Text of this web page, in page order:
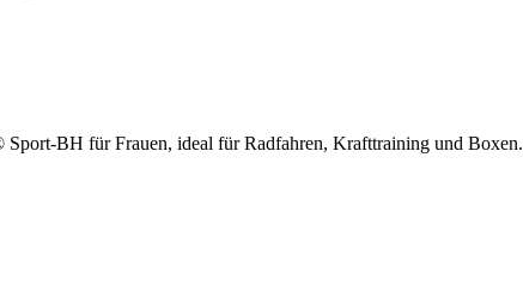
BH für Frauen, ideal für Radfahren, Krafttraining und Boxen.